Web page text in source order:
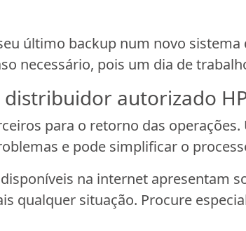
último backup num novo
necessário, pois um dia de
distribuidor autorizado
para o retorno das
e pode simplificar o
na internet apresentam
qualquer situação. Procure